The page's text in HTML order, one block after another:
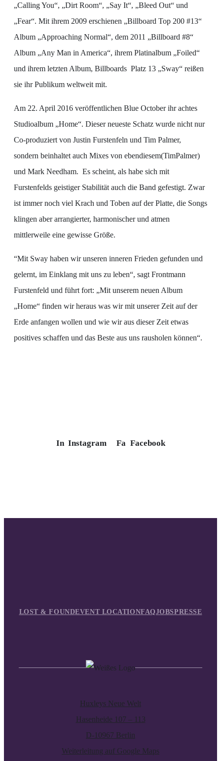
„Calling You“, „Dirt Room“, „Say It“, „Bleed Out“ und
„Fear“. Mit ihrem 2009 erschienen „Billboard Top 200 #13“
Album „Approaching Normal“, dem 2011 „Billboard #8“
Album „Any Man in America“, ihrem Platinalbum „Foiled“
und ihrem letzten Album, Billboards Platz 13 „Sway“ reißen
sie ihr Publikum weltweit mit.
Am 22. April 2016 veröffentlichen Blue October ihr achtes
Studioalbum „Home“. Dieser neueste Schatz wurde nicht nur
Co-produziert von Justin Furstenfeln und Tim Palmer,
sondern beinhaltet auch Mixes von ebendiesem(TimPalmer)
und Mark Needham. Es scheint, als habe sich mit
Furstenfelds geistiger Stabilität auch die Band gefestigt. Zwar
ist immer noch viel Krach und Toben auf der Platte, die Songs
klingen aber arrangierter, harmonischer und atmen
mittlerweile eine gewisse Größe.
“Mit Sway haben wir unseren inneren Frieden gefunden und
gelernt, im Einklang mit uns zu leben“, sagt Frontmann
Furstenfeld und führt fort: „Mit unserem neuen Album
„Home“ finden wir heraus was wir mit unserer Zeit auf der
Erde anfangen wollen und wie wir aus dieser Zeit etwas
positives schaffen und das Beste aus uns rausholen können“.
In Instagram Fa Facebook
LOST & FOUNDEVENT LOCATIONFAQJOBSPRESSE
Huxleys Neue Welt
Hasenheide 107 – 113
D-10967 Berlin
Weiterleitung auf Google Maps